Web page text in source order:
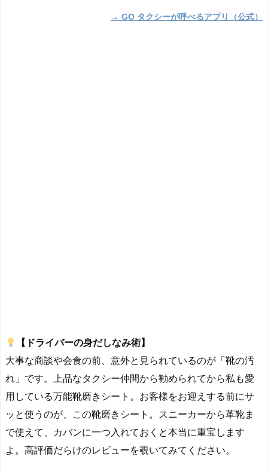
→ GO タクシーが呼べるアプリ（公式）
【ドライバーの身だしなみ術】
大事な商談や会食の前、意外と見られているのが「靴の汚
れ」です。上品なタクシー仲間から勧められてから私も愛
用している万能靴磨きシート。お客様をお迎えする前にサ
ッと使うのが、この靴磨きシート。スニーカーから革靴ま
で使えて、カバンに一つ入れておくと本当に重宝します
よ。高評価だらけのレビューを覗いてみてください。